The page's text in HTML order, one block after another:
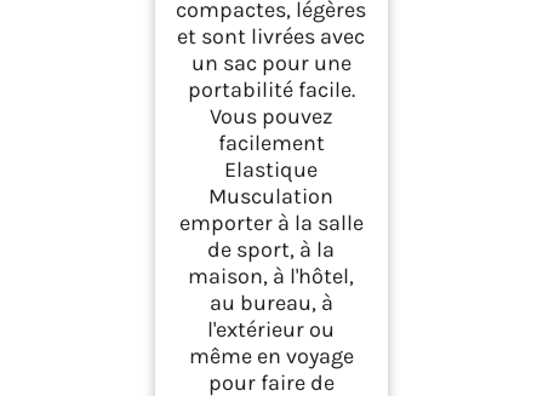
compactes, légères
et sont livrées avec
un sac pour une
portabilité facile.
Vous pouvez
facilement
Elastique
Musculation
emporter à la salle
de sport, à la
maison, à l'hôtel,
au bureau, à
l'extérieur ou
même en voyage
pour faire de